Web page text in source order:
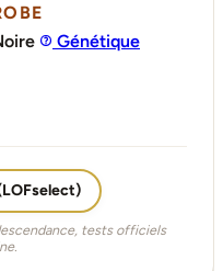
Génétique
tests officiels